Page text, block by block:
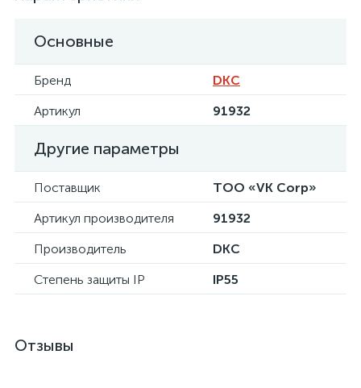
Основные
Бренд
DKC
Артикул
91932
Другие параметры
Поставщик
ТОО «VK Corp»
Артикул производителя
91932
Производитель
DKC
Степень защиты IP
IP55
Отзывы